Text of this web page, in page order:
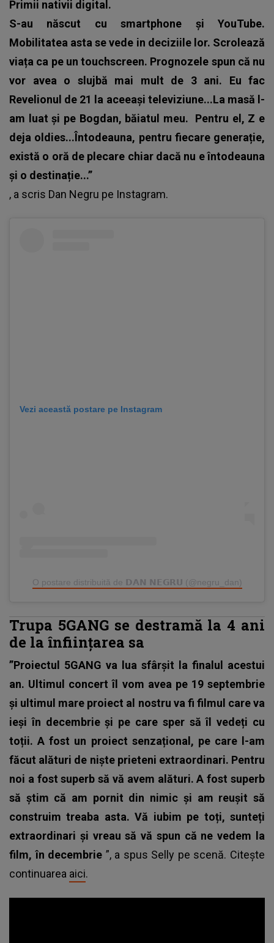
Primii nativii digital.
S-au născut cu smartphone și YouTube.
Mobilitatea asta se vede in deciziile lor. Scrolează
viața ca pe un touchscreen. Prognozele spun că nu
vor avea o slujbă mai mult de 3 ani. Eu fac
Revelionul de 21 la aceeași televiziune...La masă l-
am luat și pe Bogdan, băiatul meu. Pentru el, Z e
deja oldies...Întodeauna, pentru fiecare generație,
există o oră de plecare chiar dacă nu e întodeauna
și o destinație...”
, a scris Dan Negru pe Instagram.
Vezi această postare pe Instagram
O postare distribuită de 𝗗𝗔𝗡 𝗡𝗘𝗚𝗥𝗨 (@negru_dan)
Trupa 5GANG se destramă la 4 ani
de la înființarea sa
”Proiectul 5GANG va lua sfârșit la finalul acestui
an. Ultimul concert îl vom avea pe 19 septembrie
și ultimul mare proiect al nostru va fi filmul care va
ieși în decembrie și pe care sper să îl vedeți cu
toții. A fost un proiect senzațional, pe care l-am
făcut alături de niște prieteni extraordinari. Pentru
noi a fost superb să vă avem alături. A fost superb
să știm că am pornit din nimic și am reușit să
construim treaba asta. Vă iubim pe toți, sunteți
extraordinari și vreau să vă spun că ne vedem la
film, în decembrie ”, a spus Selly pe scenă. Citește
continuarea aici.